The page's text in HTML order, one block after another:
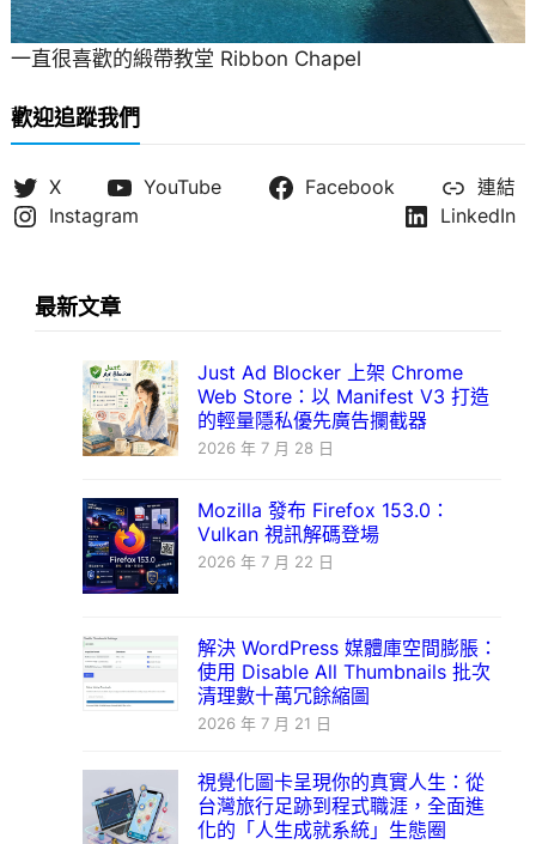
一直很喜歡的緞帶教堂 Ribbon Chapel
歡迎追蹤我們
X YouTube Facebook
連結
Instagram
LinkedIn
最新文章
Just Ad Blocker 上架 Chrome
Web Store：以 Manifest V3 打造
的輕量隱私優先廣告攔截器
2026 年 7 月 28 日
Mozilla 發布 Firefox 153.0：
Vulkan 視訊解碼登場
2026 年 7 月 22 日
解決 WordPress 媒體庫空間膨脹：
使用 Disable All Thumbnails 批次
清理數十萬冗餘縮圖
2026 年 7 月 21 日
視覺化圖卡呈現你的真實人生：從
台灣旅行足跡到程式職涯，全面進
化的「人生成就系統」生態圈